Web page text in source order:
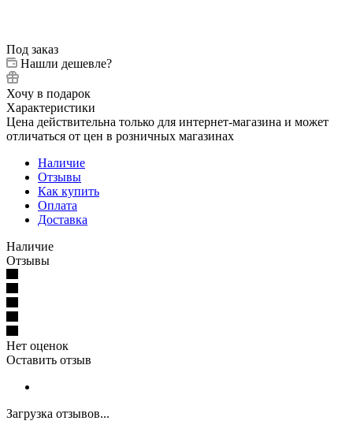
Под заказ
Нашли дешевле?
Хочу в подарок
Характеристики
Цена действительна только для интернет-магазина и может
отличаться от цен в розничных магазинах
Наличие
Отзывы
Как купить
Оплата
Доставка
Наличие
Отзывы
Нет оценок
Оставить отзыв
Загрузка отзывов...